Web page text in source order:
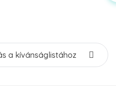
a kívánságlistához